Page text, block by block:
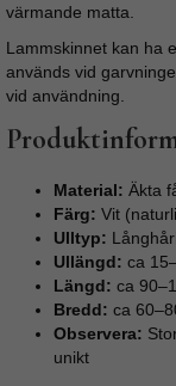
värmande matta.
Lammskinnet kan ha
används vid
vid användning.
Material: Äkta
Färg: Vit
Ulltyp:
Ullängd: ca
Längd: ca
Bredd: ca
Observera:
unikt